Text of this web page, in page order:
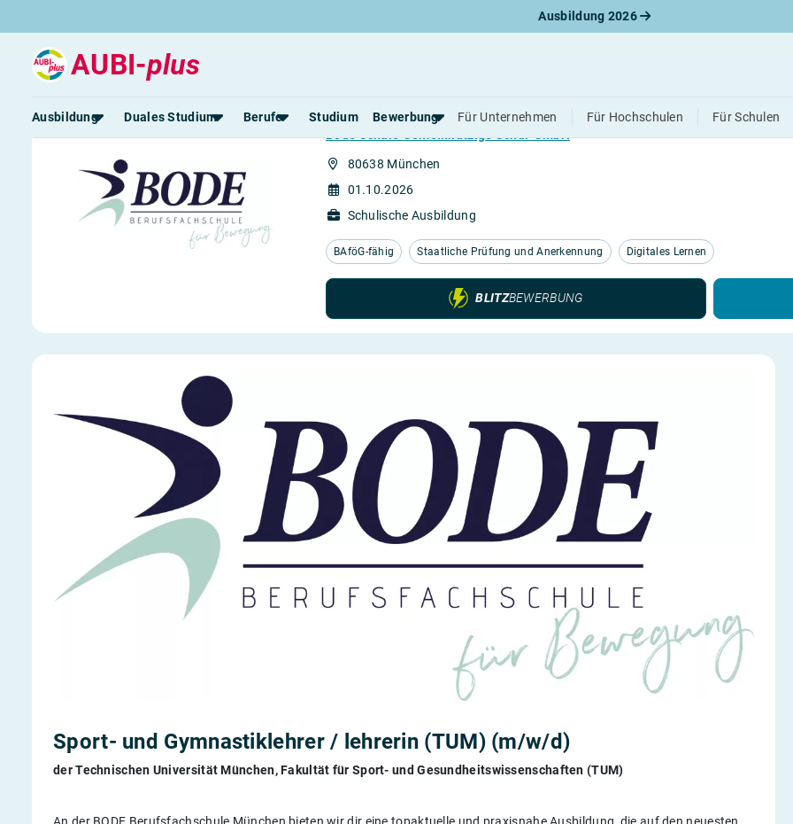
Ausbildung 2026
AUBI-plus
Ausbildung
Rund um die Ausbildung
Ausbildungsplätze 2026
Alle Städte
Lass dich finden
Duales Studium
Rund um das duale Studium
Duale Studienplätze 2026
Duale Studiengänge von A-Z
Alle Orte von A-Z
Berufe
Rund um Berufe
Gut bezahlte Berufe
Kaufmännische Berufe
Berufe nach Themen
Schülerpraktikum
Studium Bewerbung
Bewerbungsratgeber
Lebenslauf
Vorlagen
Online-Bewerbung
Vorstellungsgespräch
Bewerbungs-Check
Für Unternehmen Für Hochschulen Für Schulen
80638 München
01.10.2026
Schulische Ausbildung
BAföG-fähig Staatliche Prüfung und Anerkennung Digitales Lernen
BLITZBEWERBUNG
Sport- und Gymnastiklehrer / lehrerin (TUM) (m/w/d)
der Technischen Universität München, Fakultät für Sport- und Gesundheitswissenschaften (TUM)